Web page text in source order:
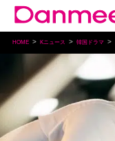
HOME Kニュース 韓国ドラマ